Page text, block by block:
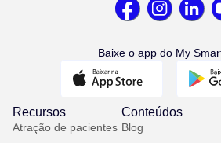
Baixe o app do My
Recursos
Atração de pacientes
Conteúdos
Blog